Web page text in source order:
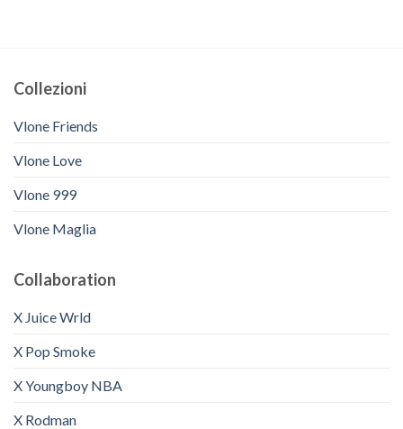
Collezioni
Vlone Friends
Vlone Love
Vlone 999
Vlone Maglia
Collaboration
X Juice Wrld
X Pop Smoke
X Youngboy NBA
X Rodman